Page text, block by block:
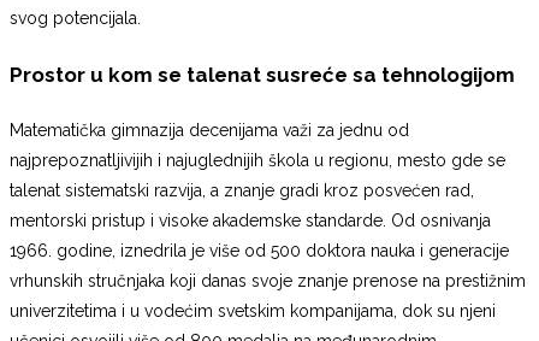
svog potencijala.
Prostor u kom se talenat susreće sa tehnologijom
Matematička gimnazija decenijama važi za jednu od
najprepoznatljivijih i najuglednijih škola u regionu, mesto gde se
talenat sistematski razvija, a znanje gradi kroz posvećen rad,
mentorski pristup i visoke akademske standarde. Od osnivanja
1966. godine, iznedrila je više od 500 doktora nauka i generacije
vrhunskih stručnjaka koji danas svoje znanje prenose na prestižnim
univerzitetima i u vodećim svetskim kompanijama, dok su njeni